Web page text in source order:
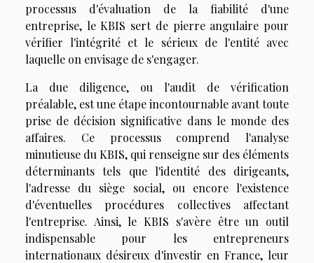
processus d'évaluation de la fiabilité d'une
entreprise, le KBIS sert de pierre angulaire pour
vérifier l'intégrité et le sérieux de l'entité avec
laquelle on envisage de s'engager.
La due diligence, ou l'audit de vérification
préalable, est une étape incontournable avant toute
prise de décision significative dans le monde des
affaires. Ce processus comprend l'analyse
minutieuse du KBIS, qui renseigne sur des éléments
déterminants tels que l'identité des dirigeants,
l'adresse du siège social, ou encore l'existence
d'éventuelles procédures collectives affectant
l'entreprise. Ainsi, le KBIS s'avère être un outil
indispensable pour les entrepreneurs
internationaux désireux d'investir en France, leur